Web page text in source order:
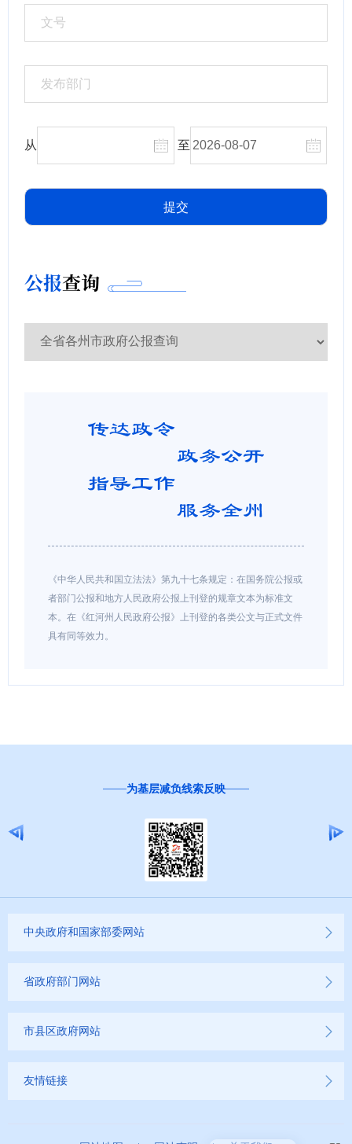
从 至
公报查询
《中华人民共和国立法法》第九十七条规定：在国务院公报或
者部门公报和地方人民政府公报上刊登的规章文本为标准文
本。在《红河州人民政府公报》上刊登的各类公文与正式文件
具有同等效力。
为基层减负线索反映
中央政府和国家部委网站
省政府部门网站
市县区政府网站
友情链接